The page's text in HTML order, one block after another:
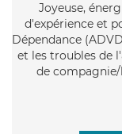
Joyeuse,
d'expérience et
Dépendance
et les troubles de
de